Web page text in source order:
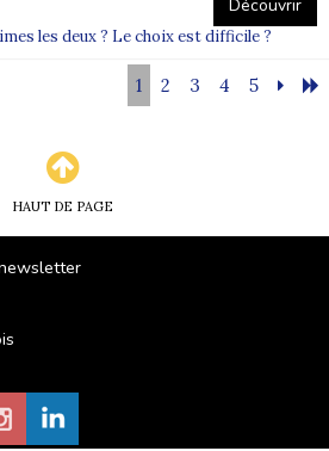
Découvrir
les deux ? Le choix est difficile ?
1 2 3 4 5
HAUT DE PAGE